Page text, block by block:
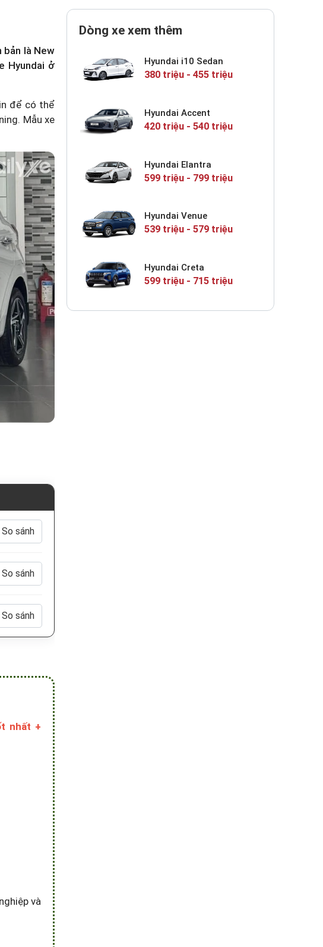
là New
Hyundai ở
để có thể
Mẫu xe
So sánh
So sánh
So sánh
nhất +
và
Dòng xe xem thêm
Hyundai i10 Sedan
380 triệu - 455 triệu
Hyundai Accent
420 triệu - 540 triệu
Hyundai Elantra
599 triệu - 799 triệu
Hyundai Venue
539 triệu - 579 triệu
Hyundai Creta
599 triệu - 715 triệu